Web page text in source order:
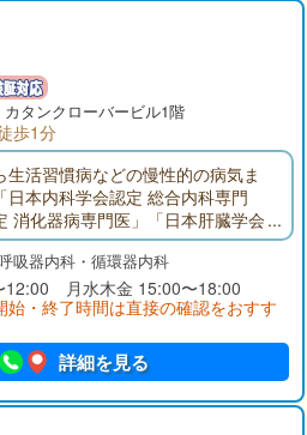
タンクローバービル1階
歩1分
活習慣病などの慢性的の病気ま
本内科学会認定 総合内科専門
消化器病専門医」「日本肝臓学会
域の皆さまに貢献できるよう努力
て、何でも相談できる地域のク
、お気軽に話をしにいらしてく
吸器内科・循環器内科
12:00 月水木金 15:00〜18:00
始・終了時間は直接の確認をおすす
詳細を見る